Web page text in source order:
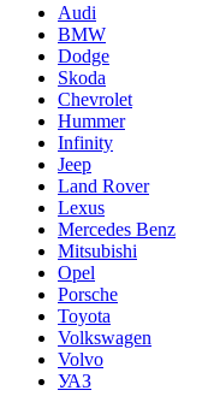
Audi
BMW
Dodge
Skoda
Chevrolet
Hummer
Infinity
Jeep
Land Rover
Lexus
Mercedes Benz
Mitsubishi
Opel
Porsche
Toyota
Volkswagen
Volvo
УАЗ